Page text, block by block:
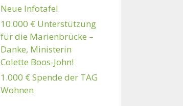
Neue Infotafel
10.000 € Unterstützung
für die Marienbrücke –
Danke, Ministerin
Colette Boos-John!
1.000 € Spende der TAG
Wohnen